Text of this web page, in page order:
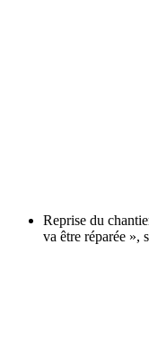
Reprise du
va être réparée »,